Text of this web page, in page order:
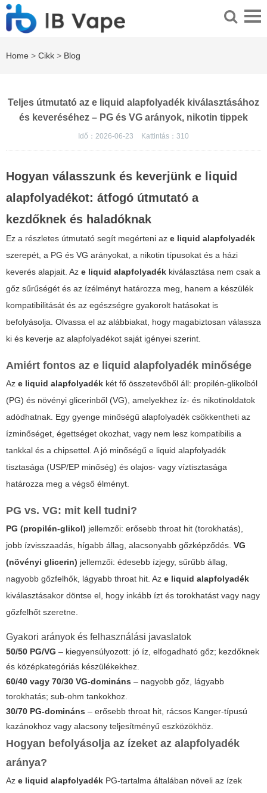
Home > Cikk > Blog
Teljes útmutató az e liquid alapfolyadék kiválasztásához
és keveréséhez – PG és VG arányok, nikotin tippek
Idő：2026-06-23 Kattintás： 310
Hogyan válasszunk és keverjünk e liquid
alapfolyadékot: átfogó útmutató a
kezdőknek és haladóknak
Ez a részletes útmutató segít megérteni az e liquid alapfolyadék
szerepét, a PG és VG arányokat, a nikotin típusokat és a házi
keverés alapjait. Az e liquid alapfolyadék kiválasztása nem csak a
gőz sűrűségét és az ízélményt határozza meg, hanem a készülék
kompatibilitását és az egészségre gyakorolt hatásokat is
befolyásolja. Olvassa el az alábbiakat, hogy magabiztosan válassza
ki és keverje az alapfolyadékot saját igényei szerint.
Amiért fontos az e liquid alapfolyadék minősége
Az e liquid alapfolyadék két fő összetevőből áll: propilén-glikolból
(PG) és növényi glicerinből (VG), amelyekhez íz- és nikotinoldatok
adódhatnak. Egy gyenge minőségű alapfolyadék csökkentheti az
ízminőséget, égettséget okozhat, vagy nem lesz kompatibilis a
tankkal és a chipsettel. A jó minőségű e liquid alapfolyadék
tisztasága (USP/EP minőség) és olajos- vagy víztisztasága
határozza meg a végső élményt.
PG vs. VG: mit kell tudni?
PG (propilén-glikol) jellemzői: erősebb throat hit (torokhatás),
jobb ízvisszaadás, hígabb állag, alacsonyabb gőzképződés. VG
(növényi glicerin) jellemzői: édesebb ízjegy, sűrűbb állag,
nagyobb gőzfelhők, lágyabb throat hit. Az e liquid alapfolyadék
kiválasztásakor döntse el, hogy inkább ízt és torokhatást vagy nagy
gőzfelhőt szeretne.
Gyakori arányok és felhasználási javaslatok
50/50 PG/VG – kiegyensúlyozott: jó íz, elfogadható gőz; kezdőknek
és középkategóriás készülékekhez.
60/40 vagy 70/30 VG-domináns – nagyobb gőz, lágyabb
torokhatás; sub-ohm tankokhoz.
30/70 PG-domináns – erősebb throat hit, rácsos Kanger-típusú
kazánokhoz vagy alacsony teljesítményű eszközökhöz.
Hogyan befolyásolja az ízeket az alapfolyadék
aránya?
Az e liquid alapfolyadék PG-tartalma általában növeli az ízek